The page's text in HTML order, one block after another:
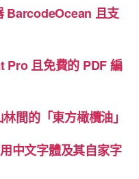
星
熊
字
嶼
雲
BarcodeOcean 且支
Pro 且免費的 PDF 編
間的「東方橄欖油」
中文字體及其自家字